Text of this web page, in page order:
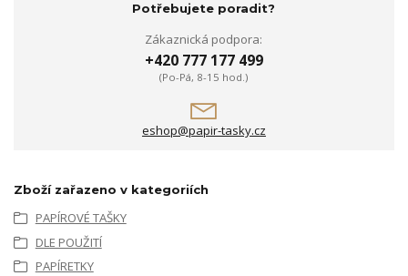
Potřebujete poradit?
Zákaznická podpora:
+420 777 177 499
(Po-Pá, 8-15 hod.)
eshop@papir-tasky.cz
Zboží zařazeno v kategoriích
PAPÍROVÉ TAŠKY
DLE POUŽITÍ
PAPÍRETKY